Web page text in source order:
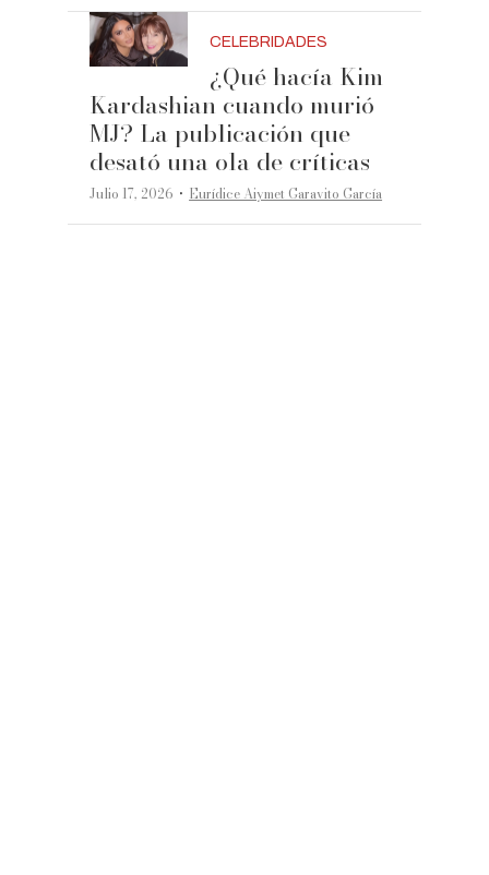
CELEBRIDADES
¿Qué hacía Kim
Kardashian cuando murió
MJ? La publicación que
desató una ola de críticas
Julio 17, 2026 ·Eurídice Aiymet Garavito García